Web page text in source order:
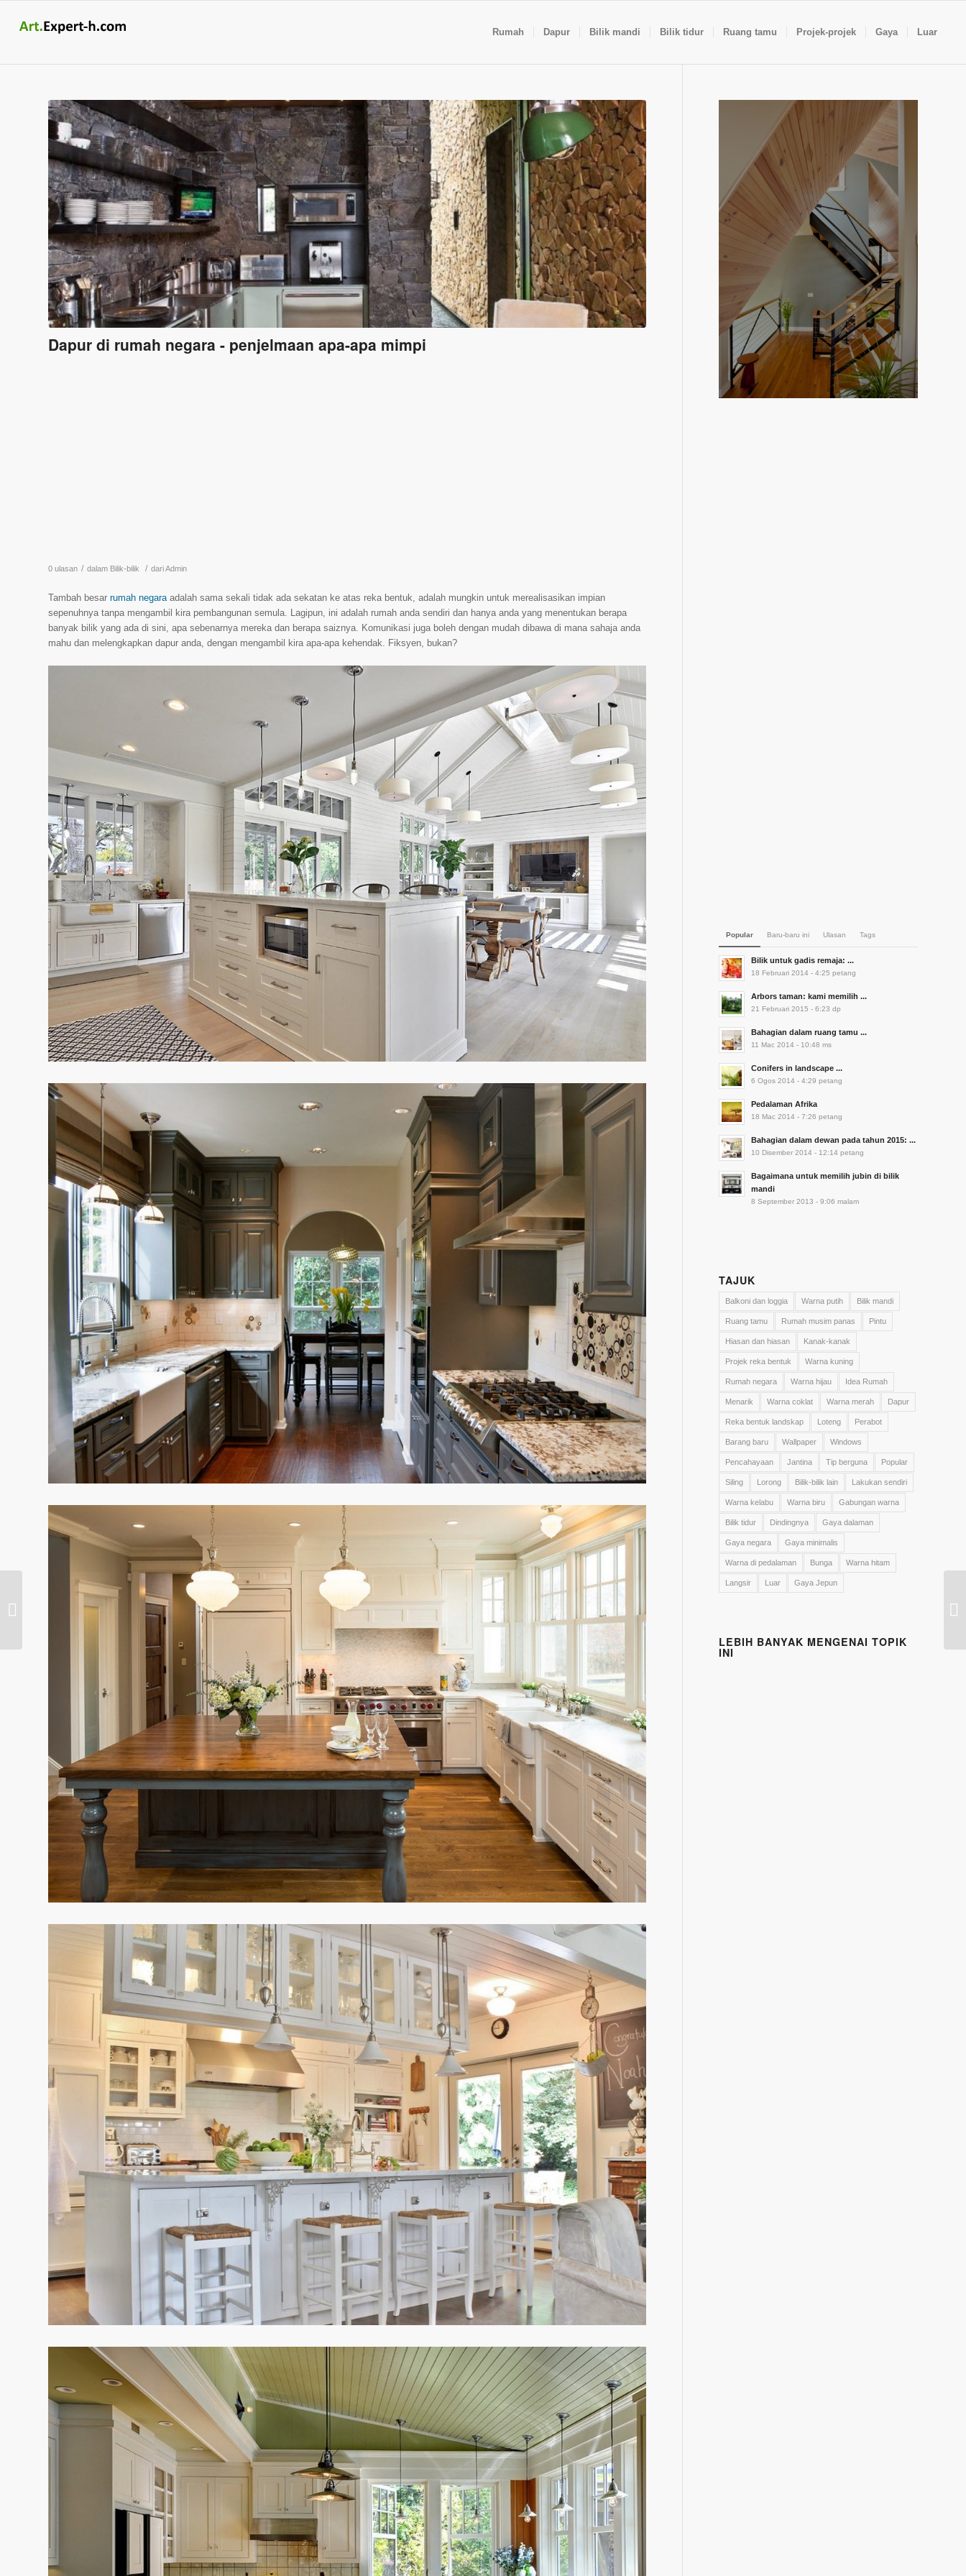
Rumah Dapur Bilik mandi Bilik tidur Ruang tamu Projek-projek Gaya Luar
Dapur di rumah negara - penjelmaan apa-apa mimpi
0 ulasan / dalam Bilik-bilik / dariAdmin
Tambah besar rumah negara adalah sama sekali tidak ada sekatan ke atas reka bentuk, adalah mungkin untuk merealisasikan impian
sepenuhnya tanpa mengambil kira pembangunan semula. Lagipun, ini adalah rumah anda sendiri dan hanya anda yang menentukan berapa
banyak bilik yang ada di sini, apa sebenarnya mereka dan berapa saiznya. Komunikasi juga boleh dengan mudah dibawa di mana sahaja anda
mahu dan melengkapkan dapur anda, dengan mengambil kira apa-apa kehendak. Fiksyen, bukan?
Popular Baru-baru ini Ulasan Tags
Bilik untuk gadis remaja: ...
18 Februari 2014 - 4:25 petang
Arbors taman: kami memilih ...
21 Februari 2015 - 6:23 dp
Bahagian dalam ruang tamu ...
11 Mac 2014 - 10:48 ms
Conifers in landscape ...
6 Ogos 2014 - 4:29 petang
Pedalaman Afrika
18 Mac 2014 - 7:26 petang
Bahagian dalam dewan pada tahun 2015: ...
10 Disember 2014 - 12:14 petang
Bagaimana untuk memilih jubin di bilik
mandi
8 September 2013 - 9:06 malam
TAJUK
Balkoni dan loggia Warna putih Bilik mandi
Ruang tamu Rumah musim panas Pintu
Hiasan dan hiasan Kanak-kanak
Projek reka bentuk Warna kuning
Rumah negara Warna hijau Idea Rumah
Menarik Warna coklat Warna merah Dapur
Reka bentuk landskap Loteng Perabot
Barang baru Wallpaper Windows
Pencahayaan Jantina Tip berguna Popular
Siling Lorong Bilik-bilik lain Lakukan sendiri
Warna kelabu Warna biru Gabungan warna
Bilik tidur Dindingnya Gaya dalaman
Gaya negara Gaya minimalis
Warna di pedalaman Bunga Warna hitam
Langsir Luar Gaya Jepun
LEBIH BANYAK MENGENAI TOPIK
INI
Interior dapur biru